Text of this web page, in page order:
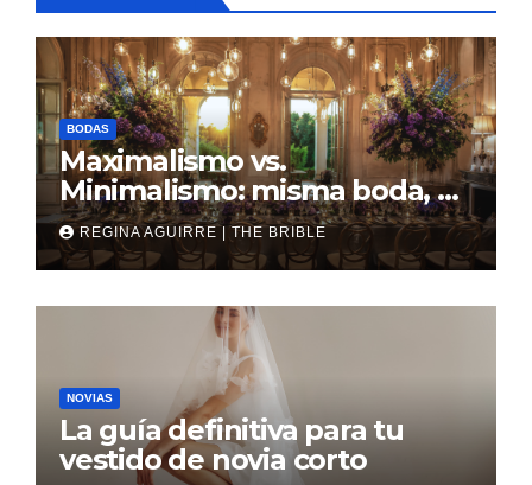
BODAS
Maximalismo vs.
Minimalismo: misma boda, al
revés
REGINA AGUIRRE | THE BRIBLE
NOVIAS
La guía definitiva para tu
vestido de novia corto